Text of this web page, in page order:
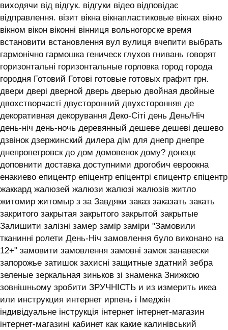
виходячи від відгук. відгуки відео відповідає
відправлення. візит вікна вікнапластиковые вікнах вікно
вікном вікон віконні вінниця вольногорске время
встановити встановлення вул вулиця вчепити выбрать
гармонічно гармошка геническ глухов гнивань говорят
горизонтальні горизонтальные горловка город города
городня Готовий Готові готовые готовых графит грн.
двери двері дверной дверь дверью двойная двойные
двохстворчасті двусторонний двухсторонняя де
декоративная декорування Деко-Сіті день День/Ніч
день-ніч день-ночь деревянный дешеве дешеві дешево
дзвінок дзержинский дилера дім для днепр днепре
днепропетровск до дом домовенок дому? донецк
доповнити доставка доступними дрогобич евроокна
енакиево епицентр епіцентр епіцентрі єпицентр єпіцентр
жаккард жалюзей жалюзи жалюзі жалюзів житло
житомир житомыр з за Завдяки заказ заказать закать
закритого закрытая закрытого закрытой закрытые
Залишити залізні замер замір заміри "Замовили
тканинні ролети День-Ніч замовлення було виконано на
12+" замовити замовлення замовні замок занавески
запорожье затишок захисні защитные здатний зебра
зеленые зеркальная зиньков зі знаменка Знижкою
зовнішньому зробити ЗРУЧНІСТЬ и из измерить икеа
или инструкция интернет ирпень і ‎Імеджін
індивідуальне інструкція інтернет інтернет-магазин
інтернет-магазині кабинет как какие калинівський